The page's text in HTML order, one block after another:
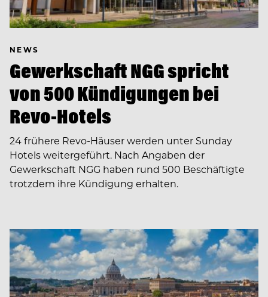
NEWS
Gewerkschaft NGG spricht
von 500 Kündigungen bei
Revo-Hotels
24 frühere Revo-Häuser werden unter Sunday
Hotels weitergeführt. Nach Angaben der
Gewerkschaft NGG haben rund 500 Beschäftigte
trotzdem ihre Kündigung erhalten.